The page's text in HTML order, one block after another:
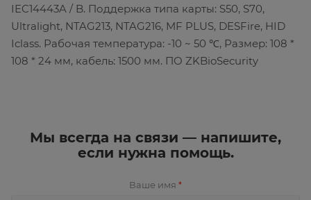
IEC14443A / B. Поддержка типа карты: S50, S70,
Ultralight, NTAG213, NTAG216, MF PLUS, DESFire, HID
Iclass. Рабочая температура: -10 ~ 50 ℃, Размер: 108 *
108 * 24 мм, кабель: 1500 мм. ПО ZKBioSecurity
Мы всегда на связи — напишите,
если нужна помощь.
Ваше имя *